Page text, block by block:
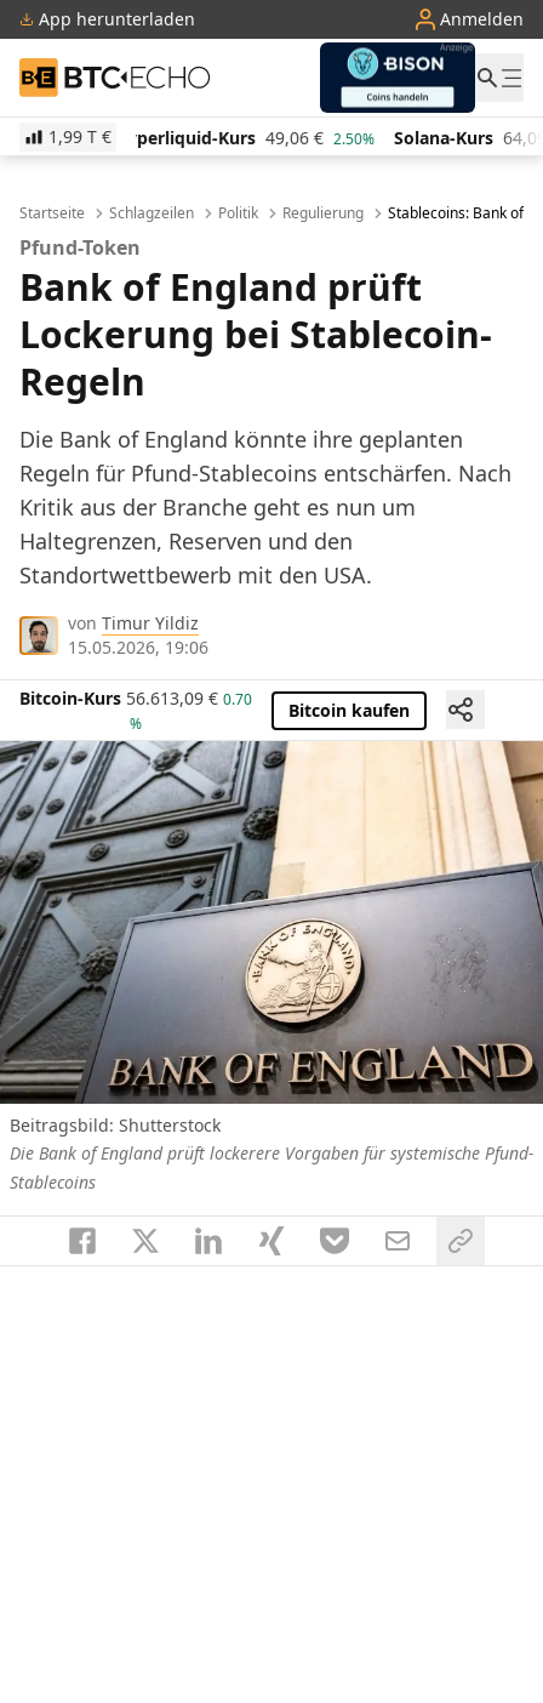
App herunterladen Anmelden
BTC-ECHO
1,99 T €
Kurs 49,06 € 2.50% Solana-Kurs 64,09 0.50% TRON-
Startseite Schlagzeilen Politik Regulierung Stablecoins: Bank of
Pfund-Token
Bank of England prüft
Lockerung bei Stablecoin-
Regeln
Die Bank of England könnte ihre geplanten
Regeln für Pfund-Stablecoins entschärfen. Nach
Kritik aus der Branche geht es nun um
Haltegrenzen, Reserven und den
Standortwettbewerb mit den USA.
von Timur Yildiz
15.05.2026, 19:06
Bitcoin-Kurs 56.613,09 € 0.70
%
Bitcoin kaufen
Beitragsbild: Shutterstock
Die Bank of England prüft lockerere Vorgaben für systemische Pfund-
Stablecoins